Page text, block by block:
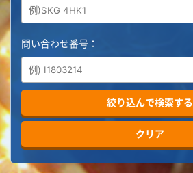
問い合わせ番号：
絞り込んで検索する
クリア